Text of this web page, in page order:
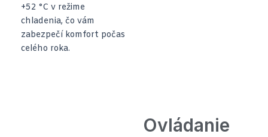
+52 °C v režime
chladenia, čo vám
zabezpečí komfort počas
celého roka.
Ovládanie